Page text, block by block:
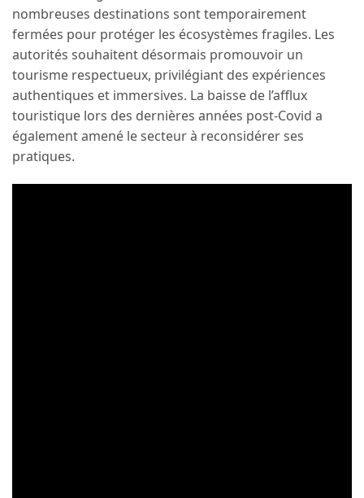
nombreuses destinations sont temporairement
fermées pour protéger les écosystèmes fragiles. Les
autorités souhaitent désormais promouvoir un
tourisme respectueux, privilégiant des expériences
authentiques et immersives. La baisse de l’afflux
touristique lors des dernières années post-Covid a
également amené le secteur à reconsidérer ses
pratiques.